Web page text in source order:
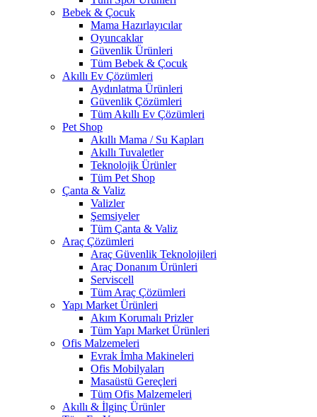
Bebek & Çocuk
Mama Hazırlayıcılar
Oyuncaklar
Güvenlik Ürünleri
Tüm Bebek & Çocuk
Akıllı Ev Çözümleri
Aydınlatma Ürünleri
Güvenlik Çözümleri
Tüm Akıllı Ev Çözümleri
Pet Shop
Akıllı Mama / Su Kapları
Akıllı Tuvaletler
Teknolojik Ürünler
Tüm Pet Shop
Çanta & Valiz
Valizler
Şemsiyeler
Tüm Çanta & Valiz
Araç Çözümleri
Araç Güvenlik Teknolojileri
Araç Donanım Ürünleri
Serviscell
Tüm Araç Çözümleri
Yapı Market Ürünleri
Akım Korumalı Prizler
Tüm Yapı Market Ürünleri
Ofis Malzemeleri
Evrak İmha Makineleri
Ofis Mobilyaları
Masaüstü Gereçleri
Tüm Ofis Malzemeleri
Akıllı & İlginç Ürünler